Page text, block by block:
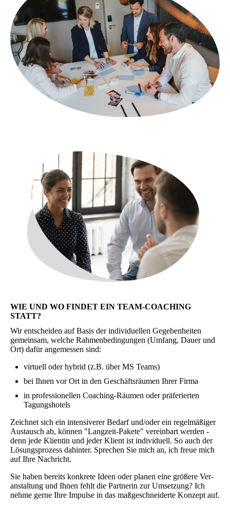
WIE UND WO FINDET EIN TEAM-COACHING
STATT?
Wir entscheiden auf Basis der individuellen Gegebenheiten
gemeinsam, welche Rahmenbedingungen (Umfang, Dauer und
Ort) dafür angemessen sind:
virtuell oder hybrid (z.B. über MS Teams)
bei Ihnen vor Ort in den Geschäftsräumen Ihrer Firma
in professionellen Coaching-Räumen oder präferierten
Tagungshotels
Zeichnet sich ein intensiverer Bedarf und/oder ein regelmäßiger
Austausch ab, können "Langzeit-Pakete" vereinbart werden -
denn jede Klientin und jeder Klient ist individuell. So auch der
Lösungsprozess dahinter. Sprechen Sie mich an, ich freue mich
auf Ihre Nachricht.
Sie haben bereits konkrete Ideen oder planen eine größere Ver­
anstaltung und Ihnen fehlt die Partnerin zur Umsetzung? Ich
nehme gerne Ihre Impulse in das maß­geschneiderte Konzept auf.